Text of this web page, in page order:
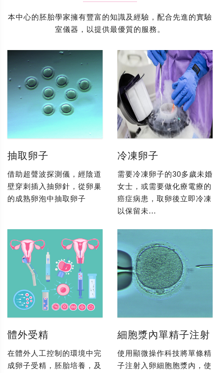
本中心的胚胎學家擁有豐富的知識及經驗，配合先進的實驗
室儀器，以提供最優質的服務。
抽取卵子
借助超聲波探測儀，經陰道
壁穿刺插入抽卵針，從卵巢
的成熟卵泡中抽取卵子
冷凍卵子
需要冷凍卵子的30多歲未婚
女士，或需要做化療電療的
癌症病患，取卵後立即冷凍
以保留未...
體外受精
在體外人工控制的環境中完
成卵子受精，胚胎培養，及
細胞漿內單精子注射
使用顯微操作科技將單條精
子注射入卵細胞胞漿內，使